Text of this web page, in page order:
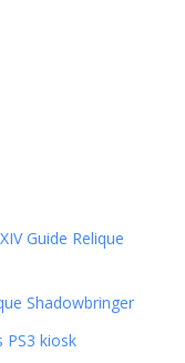
Guide Relique
Shadowbringer
PS3 kiosk